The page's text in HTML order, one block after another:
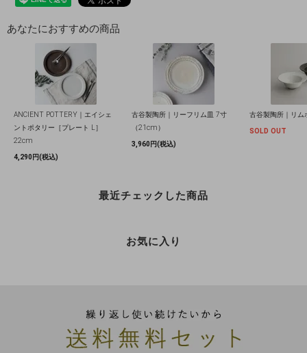
あなたにおすすめの商品
ANCIENT POTTERY｜エイシェ
ントポタリー［プレート L］
22cm
4,290円(税込)
古谷製陶所｜リーフリム皿 7寸
（21cm）
3,960円(税込)
古谷製陶所｜リム
SOLD OUT
最近チェックした商品
お気に入り